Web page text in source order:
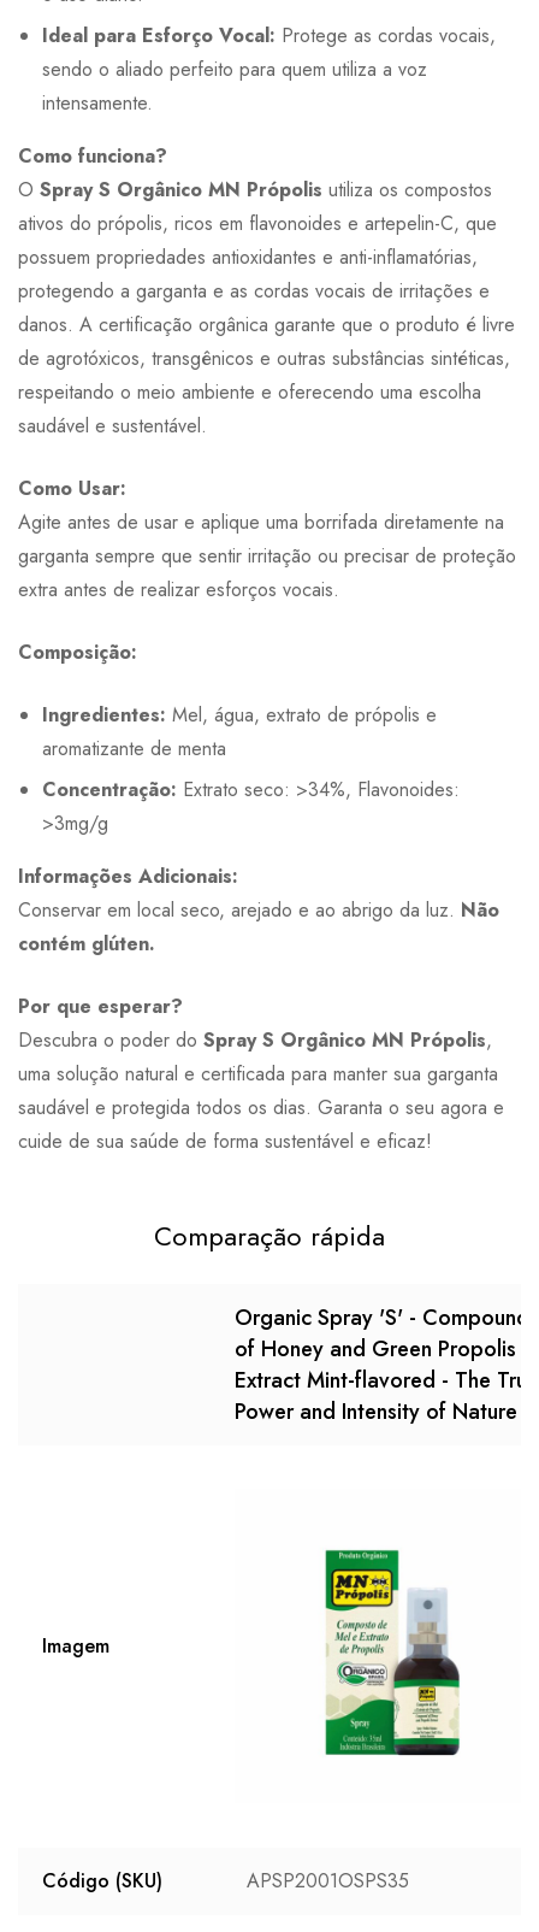
Ideal para Esforço Vocal: Protege as cordas vocais,
sendo o aliado perfeito para quem utiliza a voz
intensamente.
Como funciona?
O Spray S Orgânico MN Própolis utiliza os compostos
ativos do própolis, ricos em flavonoides e artepelin-C, que
possuem propriedades antioxidantes e anti-inflamatórias,
protegendo a garganta e as cordas vocais de irritações e
danos. A certificação orgânica garante que o produto é livre
de agrotóxicos, transgênicos e outras substâncias sintéticas,
respeitando o meio ambiente e oferecendo uma escolha
saudável e sustentável.
Como Usar:
Agite antes de usar e aplique uma borrifada diretamente na
garganta sempre que sentir irritação ou precisar de proteção
extra antes de realizar esforços vocais.
Composição:
Ingredientes: Mel, água, extrato de própolis e
aromatizante de menta
Concentração: Extrato seco: >34%, Flavonoides:
>3mg/g
Informações Adicionais:
Conservar em local seco, arejado e ao abrigo da luz. Não
contém glúten.
Por que esperar?
Descubra o poder do Spray S Orgânico MN Própolis,
uma solução natural e certificada para manter sua garganta
saudável e protegida todos os dias. Garanta o seu agora e
cuide de sua saúde de forma sustentável e eficaz!
Comparação rápida
Organic Spray 'S' - Compound
of Honey and Green Propolis
Extract Mint-flavored - The True
Power and Intensity of Nature
Imagem
Código (SKU) APSP2001OSPS35